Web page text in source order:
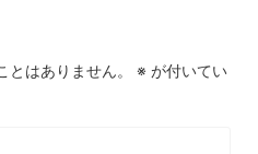
はありません。 ※ が付いてい